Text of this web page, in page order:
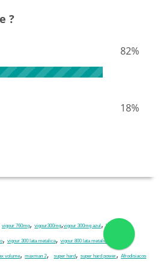
?
82%
18%
vigour 760mg, vigour300mg,vigour 300mg azul ,Vigour 800
, vigour 300 lata metalica, vigour 800 lata metalica
volume, maxman 2, super hard , super hard power,Afrodisiacos